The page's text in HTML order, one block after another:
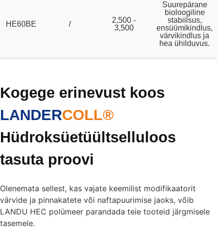
HE60BE /
2,500 -
3,500
Suurepärane
bioloogiline
stabiilsus,
ensüümikindlus,
värvikindlus ja
hea ühilduvus.
Kogege erinevust koos
LANDERCOLL®
Hüdroksüetüültselluloos
tasuta proovi
Olenemata sellest, kas vajate keemilist modifikaatorit
värvide ja pinnakatete või naftapuurimise jaoks, võib
LANDU HEC polümeer parandada teie tooteid järgmisele
tasemele.